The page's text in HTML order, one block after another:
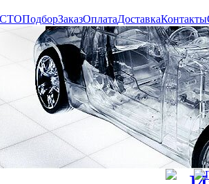
СТОПодборЗаказОплатаДоставкаКонтакты